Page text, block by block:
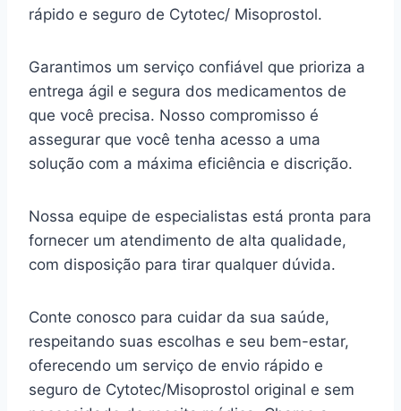
rápido e seguro de Cytotec/ Misoprostol.
Garantimos um serviço confiável que prioriza a
entrega ágil e segura dos medicamentos de
que você precisa. Nosso compromisso é
assegurar que você tenha acesso a uma
solução com a máxima eficiência e discrição.
Nossa equipe de especialistas está pronta para
fornecer um atendimento de alta qualidade,
com disposição para tirar qualquer dúvida.
Conte conosco para cuidar da sua saúde,
respeitando suas escolhas e seu bem-estar,
oferecendo um serviço de envio rápido e
seguro de Cytotec/Misoprostol original e sem